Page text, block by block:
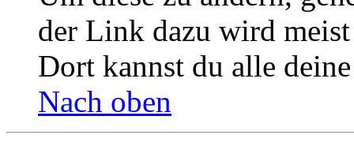
der Link dazu wird
Dort kannst du alle
Nach oben